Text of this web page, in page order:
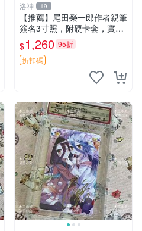
洛神 19
【推薦】尾田榮一郎作者親筆
簽名3寸照，附硬卡套，實拍
圖，真粉必收 SignedPhoto
OnePiece 3inch Cardbride
實拍圖 簽名
$1,260 95折
折扣碼